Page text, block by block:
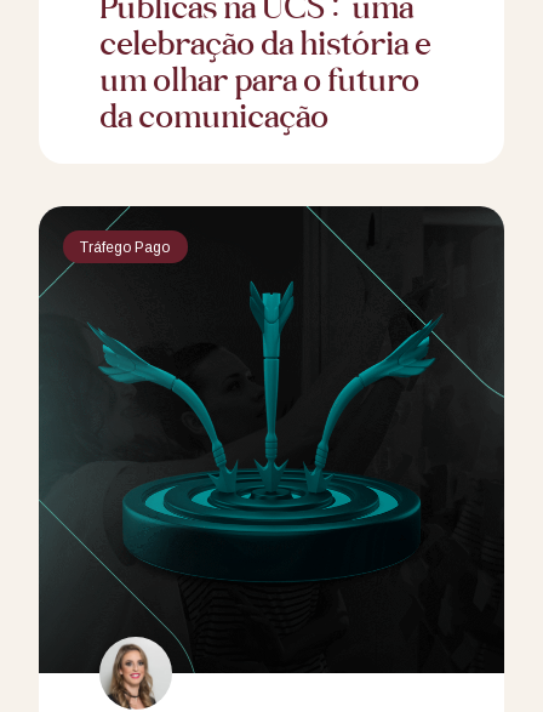
celebração da história e
um olhar para o futuro
da comunicação
Tráfego Pago